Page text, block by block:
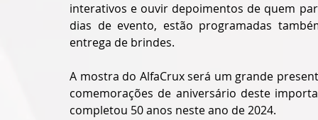
interativos e ouvir depoimentos de quem
dias de evento, estão programadas
entrega de brindes.
A mostra do AlfaCrux será um grande
comemorações de aniversário deste
completou 50 anos neste ano de 2024.